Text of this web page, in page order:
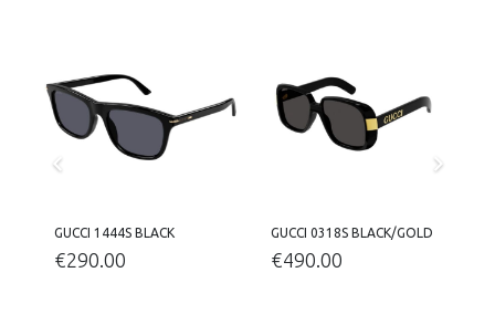
GUCCI 1444S BLACK
€290.00
GUCCI 0318S BLACK/GOLD
€490.00